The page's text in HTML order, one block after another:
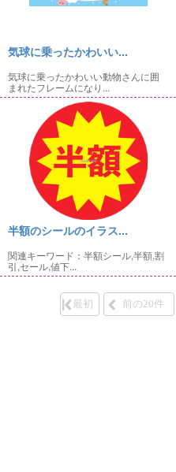
気球に乗ったかわいい...
気球に乗ったかわいい動物さんに囲
まれたフレームになり...
半額のシールのイラス...
関連キーワード：半額シール,半額,割
引,セール,値下...
最初 前の20件